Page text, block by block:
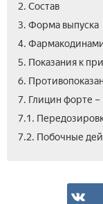
2. Состав
3. Форма выпуска
4.
5. Показания к
6.
7. Глицин форте
7.1.
7.2. Побочные